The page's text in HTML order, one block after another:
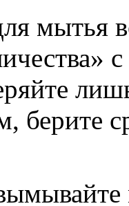
мытья
берите